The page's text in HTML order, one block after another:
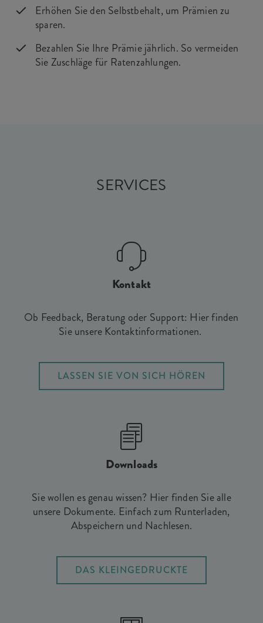
Erhöhen Sie den Selbstbehalt, um Prämien zu
sparen.
Bezahlen Sie Ihre Prämie jährlich. So vermeiden
Sie Zuschläge für Ratenzahlungen.
SERVICES
Kontakt
Ob Feedback, Beratung oder Support: Hier finden
Sie unsere Kontaktinformationen.
LASSEN SIE VON SICH HÖREN
Downloads
Sie wollen es genau wissen? Hier finden Sie alle
unsere Dokumente. Einfach zum Runterladen,
Abspeichern und Nachlesen.
DAS KLEINGEDRUCKTE